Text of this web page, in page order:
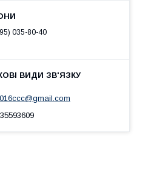
035-80-40